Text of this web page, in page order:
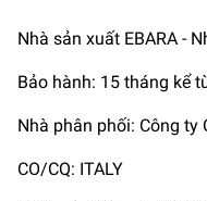
Nhà sản xuất EBARA -
Bảo hành: 15 tháng kể
Nhà phân phối: Công ty
CO/CQ: ITALY